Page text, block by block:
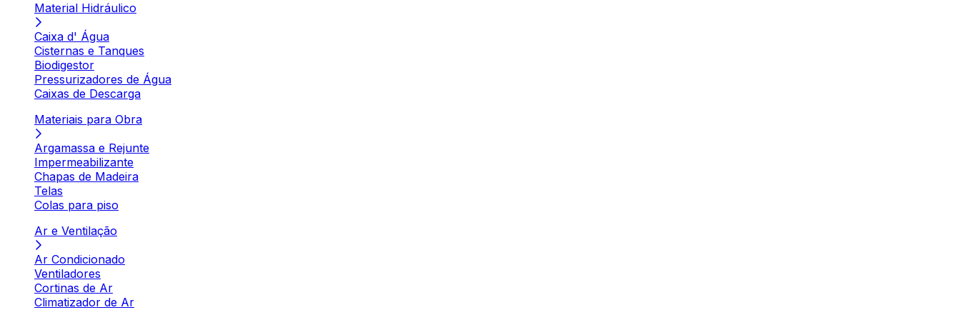
Material Hidráulico
Caixa d' Água
Cisternas e Tanques
Biodigestor
Pressurizadores de Água
Caixas de Descarga
Materiais para Obra
Argamassa e Rejunte
Impermeabilizante
Chapas de Madeira
Telas
Colas para piso
Ar e Ventilação
Ar Condicionado
Ventiladores
Cortinas de Ar
Climatizador de Ar